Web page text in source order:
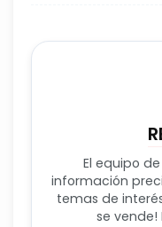
El equipo
información
temas de
se vende!